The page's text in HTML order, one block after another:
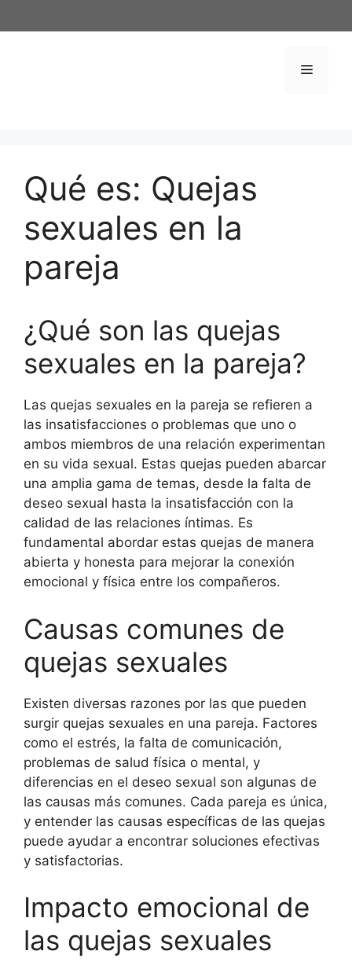
al
Menú
Qué es: Quejas
sexuales en la
pareja
¿Qué son las quejas
sexuales en la pareja?
Las quejas sexuales en la pareja se refieren a
las insatisfacciones o problemas que uno o
ambos miembros de una relación experimentan
en su vida sexual. Estas quejas pueden abarcar
una amplia gama de temas, desde la falta de
deseo sexual hasta la insatisfacción con la
calidad de las relaciones íntimas. Es
fundamental abordar estas quejas de manera
abierta y honesta para mejorar la conexión
emocional y física entre los compañeros.
Causas comunes de
quejas sexuales
Existen diversas razones por las que pueden
surgir quejas sexuales en una pareja. Factores
como el estrés, la falta de comunicación,
problemas de salud física o mental, y
diferencias en el deseo sexual son algunas de
las causas más comunes. Cada pareja es única,
y entender las causas específicas de las quejas
puede ayudar a encontrar soluciones efectivas
y satisfactorias.
Impacto emocional de
las quejas sexuales